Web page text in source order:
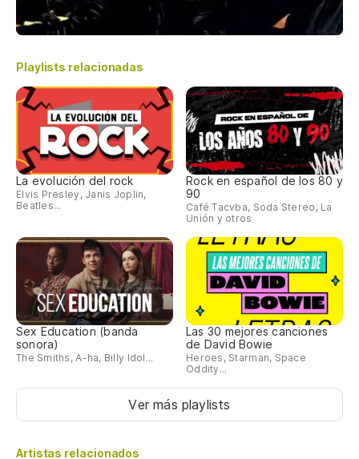
Playlists relacionadas
La evolución del rock
Elvis Presley, Janis Joplin,
Beatles...
Rock en español de los 80 y
90
Café Tacvba, Soda Stereo, La
Unión y otros
Sex Education (banda
sonora)
The Smiths, A-ha, Billy Idol...
Las 30 mejores canciones
de David Bowie
Heroes, Starman, Space
Oddity...
Ver más playlists
Artistas relacionados